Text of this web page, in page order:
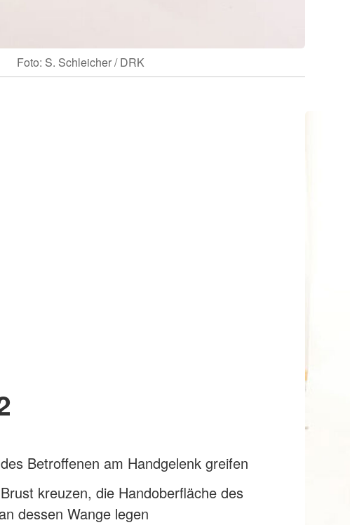
Foto: S. Schleicher / DRK
Betroffenen am Handgelenk greifen
kreuzen, die Handoberfläche des
dessen Wange legen